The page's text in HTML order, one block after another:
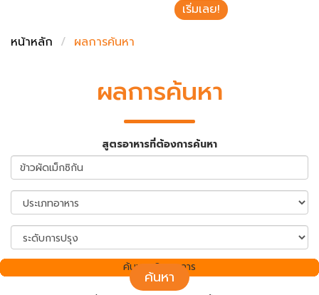
เริ่มเลย!
หน้าหลัก
ผลการค้นหา
ผลการค้นหา
สูตรอาหารที่ต้องการค้นหา
ค้นหา
ค้นพบ 0 รายการ